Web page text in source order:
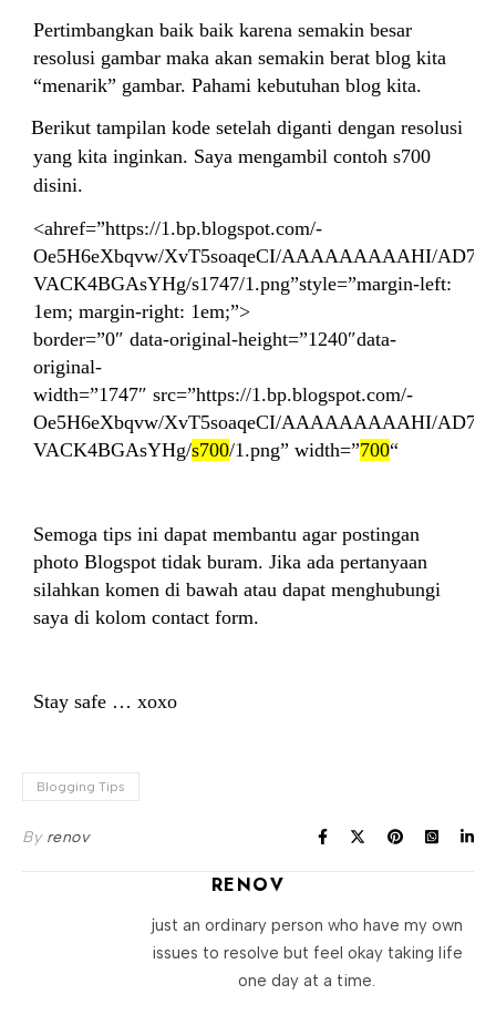
Pertimbangkan baik baik karena semakin besar
resolusi gambar maka akan semakin berat blog kita
“menarik” gambar. Pahami kebutuhan blog kita.
Berikut tampilan kode setelah diganti dengan resolusi
yang kita inginkan. Saya mengambil contoh s700
disini.
<ahref=”https://1.bp.blogspot.com/-
Oe5H6eXbqvw/XvT5soaqeCI/AAAAAAAAAHI/
VACK4BGAsYHg/s1747/1.png”style=”margin-left:
1em; margin-right: 1em;”>
border=”0″ data-original-height=”1240″data-
original-
width=”1747″ src=”https://1.bp.blogspot.com/-
Oe5H6eXbqvw/XvT5soaqeCI/AAAAAAAAAHI/
VACK4BGAsYHg/s700/1.png” width=”700“
Semoga tips ini dapat membantu agar postingan
photo Blogspot tidak buram. Jika ada pertanyaan
silahkan komen di bawah atau dapat menghubungi
saya di kolom contact form.
Stay safe … xoxo
Blogging Tips
By renov
RENOV
just an ordinary person who have my own
issues to resolve but feel okay taking life
one day at a time.